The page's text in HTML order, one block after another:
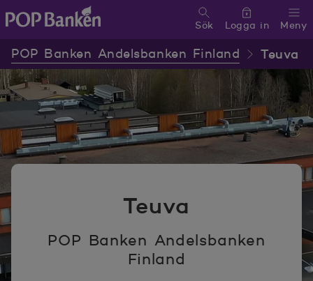
Meny
Sök Logga in
POP Banken Andelsbanken Finland Teuva
Teuva
POP Banken Andelsbanken
Finland